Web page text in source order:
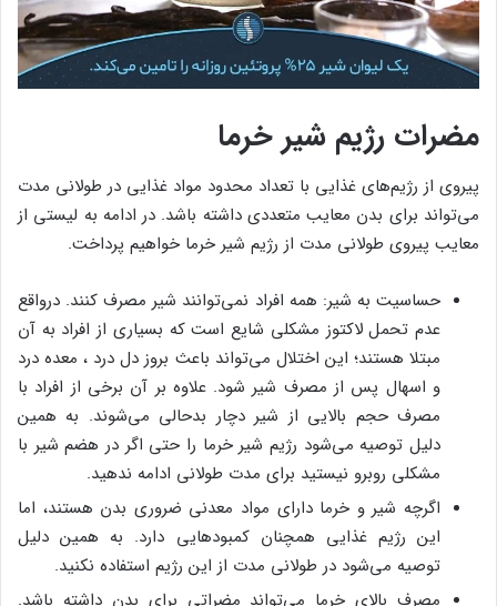
مضرات رژیم شیر خرما
پیروی از رژیم‌های غذایی با تعداد محدود مواد غذایی در طولانی مدت
می‌تواند برای بدن معایب متعددی داشته باشد. در ادامه به لیستی از
معایب پیروی طولانی مدت از رژیم شیر خرما خواهیم پرداخت.
حساسیت به شیر: همه افراد نمی‌توانند شیر مصرف کنند. درواقع
عدم تحمل لاکتوز مشکلی شایع است که بسیاری از افراد به آن
مبتلا هستند؛ این اختلال می‌تواند باعث بروز دل درد ، معده درد
و اسهال پس از مصرف شیر شود. علاوه بر آن برخی از افراد با
مصرف حجم بالایی از شیر دچار بدحالی می‌شوند. به همین
دلیل توصیه می‌شود رژیم شیر خرما را حتی اگر در هضم شیر با
مشکلی روبرو نیستید برای مدت طولانی ادامه ندهید.
اگرچه شیر و خرما دارای مواد معدنی ضروری بدن هستند، اما
این رژیم غذایی همچنان کمبودهایی دارد. به همین دلیل
توصیه می‌شود در طولانی مدت از این رژیم استفاده نکنید.
مصرف بالای خرما می‌تواند مضراتی برای بدن داشته باشد.